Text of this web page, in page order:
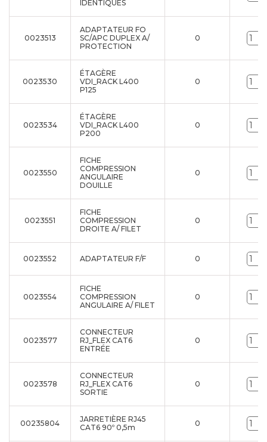
IDENTIQUES
0023513
ADAPTATEUR FO
SC/APC DUPLEX A/
PROTECTION
0
0023530
ÉTAGÈRE
VDI_RACK L400
P125
0
0023534
ÉTAGÈRE
VDI_RACK L400
P200
0
0023550
FICHE
COMPRESSION
ANGULAIRE
DOUILLE
0
0023551
FICHE
COMPRESSION
DROITE A/ FILET
0
0023552 ADAPTATEUR F/F 0
0023554
FICHE
COMPRESSION
ANGULAIRE A/ FILET
0
0023577
CONNECTEUR
RJ_FLEX CAT6
ENTRÉE
0
0023578
CONNECTEUR
RJ_FLEX CAT6
SORTIE
0
00235804
JARRETIÈRE RJ45
CAT6 90º 0,5m
0